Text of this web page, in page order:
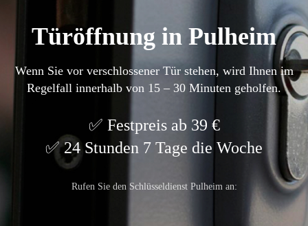
Türöffnung in Pulheim
Wenn Sie vor verschlossener Tür stehen, wird Ihnen im
Regelfall innerhalb von 15 – 30 Minuten geholfen.
Festpreis ab 39 €
24 Stunden 7 Tage die Woche
Rufen Sie den Schlüsseldienst Pulheim an: